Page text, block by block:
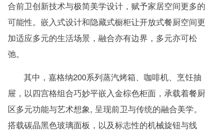
合前卫创新技术与极简美学设计，赋予家居空间更多的
可能性。嵌入式设计和隐藏式橱柜让开放式餐厨空间更
加适应多元的生活场景，融合亦有边界，多元亦可松
弛。
其中，嘉格纳200系列蒸汽烤箱、咖啡机、烹饪抽
屉，以四宫格组合巧妙平嵌入金棕色柜面，承载着餐厨
区多元功能与艺术想象, 呈现前卫与传统的融合美学。
搭载碳晶黑色玻璃面板，以及标志性的机械旋钮与线